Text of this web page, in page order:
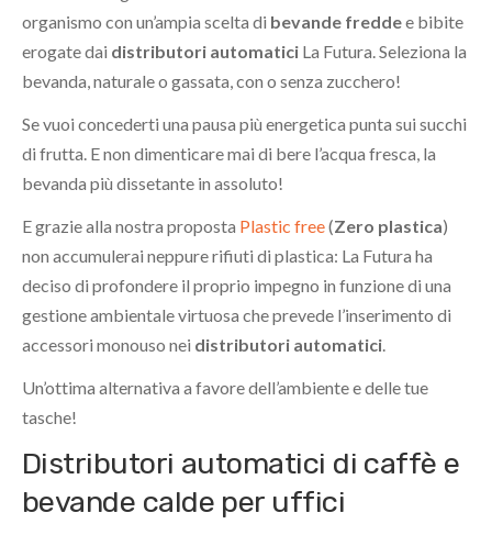
organismo con un’ampia scelta di bevande freddee bibite
erogate dai distributori automatici La Futura. Seleziona la
bevanda, naturale o gassata, con o senza zucchero!
Se vuoi concederti una pausa più energetica punta sui succhi
di frutta. E non dimenticare mai di bere l’acqua fresca, la
bevanda più dissetante in assoluto!
E grazie alla nostra proposta Plastic free(Zero plastica)
non accumulerai neppure rifiuti di plastica: La Futura ha
deciso di profondere il proprio impegno in funzione di una
gestione ambientale virtuosa che prevede l’inserimento di
accessori monouso nei distributori automatici.
Un’ottima alternativa a favore dell’ambiente e delle tue
tasche!
Distributori automatici di caffè e
bevande calde per uffici